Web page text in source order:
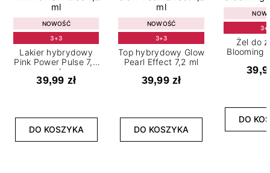
NOWOŚĆ
3+3
Lakier hybrydowy
Pink Power Pulse 7,2
ml
39,99 zł
DO KOSZYKA
NOWOŚĆ
3+3
Top hybrydowy Glow
Pearl Effect 7,2 ml
39,99 zł
DO KOSZYKA
Żel do
Blooming
DO